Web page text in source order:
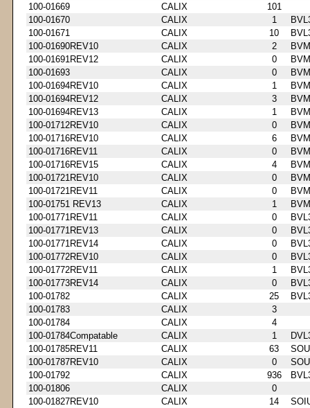
100-01669
CALIX
101
100-01670
CALIX 1
100-01671
CALIX 10
100-01690REV10
CALIX 2
100-01691REV12
CALIX 0
100-01693
CALIX 0
100-01694REV10
CALIX 1
100-01694REV12
CALIX 3
100-01694REV13
CALIX 1
100-01712REV10
CALIX 0
100-01716REV10
CALIX 6
100-01716REV11
CALIX 0
100-01716REV15
CALIX 4
100-01721REV10
CALIX 0
100-01721REV11
CALIX 0
100-01751 REV13
CALIX 1
100-01771REV11
CALIX 0
100-01771REV13
CALIX 0
100-01771REV14
CALIX 0
100-01772REV10
CALIX 0
100-01772REV11
CALIX 1
100-01773REV14
CALIX 0
100-01782
CALIX 25
100-01783
CALIX
3
100-01784
CALIX
4
100-01784Compatable
CALIX 1
100-01785REV11
CALIX 63
100-01787REV10
CALIX 0
100-01792
CALIX 936
100-01806
CALIX
0
100-01827REV10
CALIX 14